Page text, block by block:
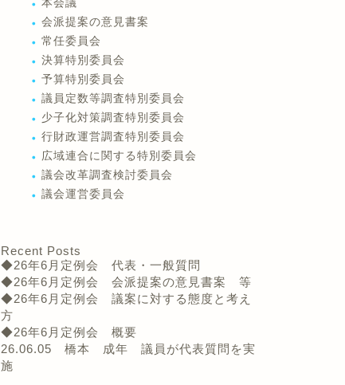
本会議
会派提案の意見書案
常任委員会
決算特別委員会
予算特別委員会
議員定数等調査特別委員会
少子化対策調査特別委員会
行財政運営調査特別委員会
広域連合に関する特別委員会
議会改革調査検討委員会
議会運営委員会
Recent Posts
◆26年6月定例会 代表・一般質問
◆26年6月定例会 会派提案の意見書案 等
◆26年6月定例会 議案に対する態度と考え
方
◆26年6月定例会 概要
26.06.05 橋本 成年 議員が代表質問を実
施